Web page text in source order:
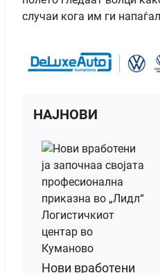
случаи кога им ги
НАЈНОВИ
Нови вработени